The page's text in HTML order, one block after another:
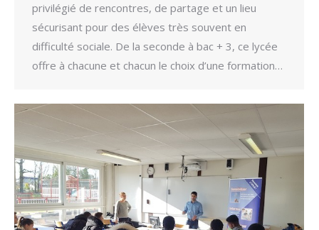
privilégié de rencontres, de partage et un lieu
sécurisant pour des élèves très souvent en
difficulté sociale. De la seconde à bac + 3, ce lycée
offre à chacune et chacun le choix d’une formation…